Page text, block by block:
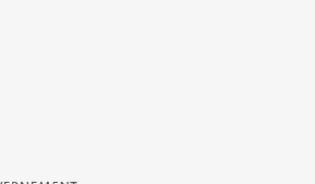
Grand-Duché de Luxembourg - Service